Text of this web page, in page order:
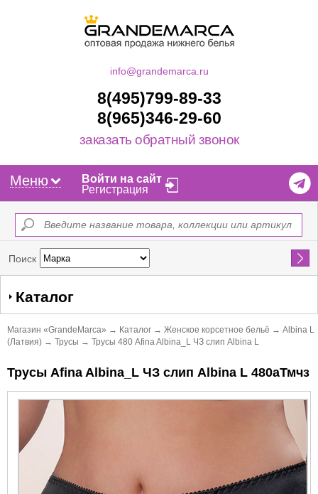
info@grandemarca.ru
8(495)799-89-33
8(965)346-29-60
заказать обратный звонок
Меню
Войти на сайт
Регистрация
Поиск Найти
Каталог
Магазин «GrandeMarca» → Каталог → Женское корсетное бельё → Albina L
(Латвия) → Трусы → Трусы 480 Afina Albina_L ЧЗ слип Albina L
Трусы Afina Albina_L ЧЗ слип Albina L 480аТмчз